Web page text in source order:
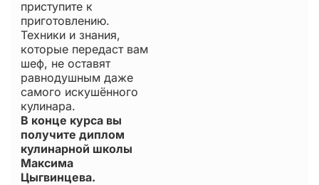
приступите к
приготовлению.
Техники и знания,
которые передаст вам
шеф, не оставят
равнодушным даже
самого искушённого
кулинара.
В конце курса вы
получите диплом
кулинарной школы
Максима
Цыгвинцева.